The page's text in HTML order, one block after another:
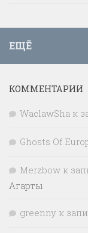
ЕЩЁ
КОММЕНТАРИИ
WaclawSha к
Ghosts Of
Merzbow к
Агарты
greenny к